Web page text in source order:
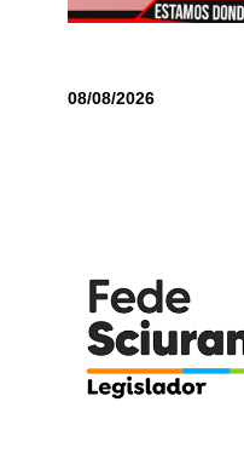
08/08/2026